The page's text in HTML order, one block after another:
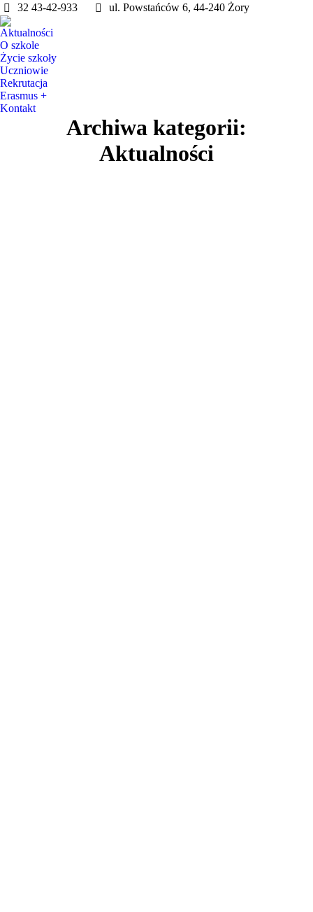
32 43-42-933 ul. Powstańców 6, 44-240 Żory
Aktualności
O szkole
Życie szkoły
Uczniowie
Rekrutacja
Erasmus +
Kontakt
Archiwa kategorii:
Aktualności